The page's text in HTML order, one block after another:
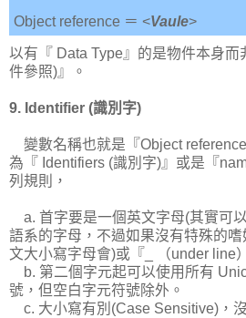
Object reference ＝ <Vaule>
以有『 Data Type』的是物件本身而
件參照)』。
9. Identifier (識別字)
變數名稱也就是『Object
為『 Identifiers (識別字)』或是『
列規則，
a. 首字要是一個英文字母(其實可
語系的字母，不過如果沒有特殊的
文大小寫字母會)或『_ （under line
b. 第二個字元起可以使用所有
號，但空白字元符號除外。
c. 大小寫有別(Case Sensitive)，